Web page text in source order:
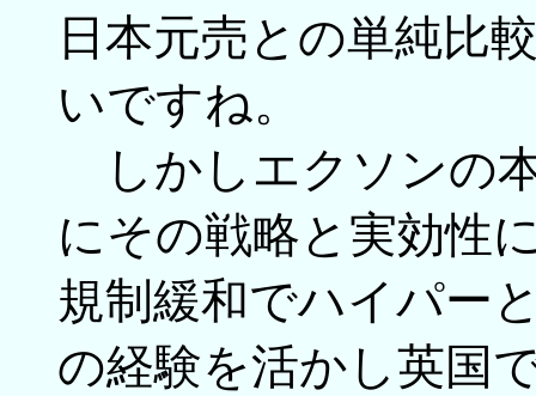
日本元売との単純比
いですね。
しかしエクソンの
にその戦略と実効性
規制緩和でハイパー
の経験を活かし英国